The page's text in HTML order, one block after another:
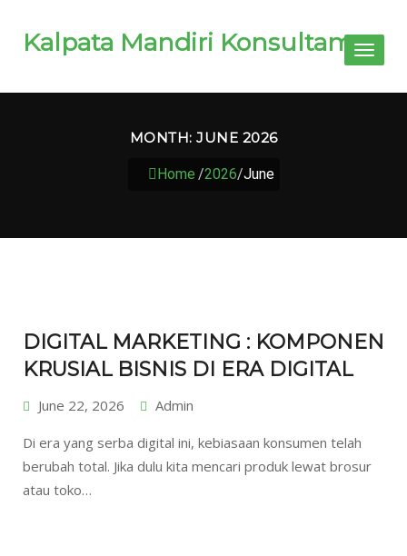
Kalpata Mandiri KonsultamaToggle
MONTH: JUNE 2026
Home /2026/June
DIGITAL MARKETING : KOMPONEN
KRUSIAL BISNIS DI ERA DIGITAL
June 22, 2026 Admin
Di era yang serba digital ini, kebiasaan konsumen telah
berubah total. Jika dulu kita mencari produk lewat brosur
atau toko…